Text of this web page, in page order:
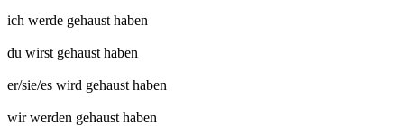
ich werde gehaust haben
du wirst gehaust haben
er/sie/es wird gehaust haben
wir werden gehaust haben